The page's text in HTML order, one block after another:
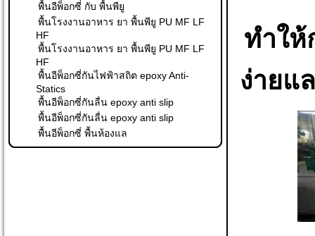
พื้นอีพ็อกซี่ กับ พื้นพียู
พื้นโรงงานอาหาร ยา พื้นพียู PU MF LF
HF
พื้นโรงงานอาหาร ยา พื้นพียู PU MF LF
HF
พื้นอีพ็อกซี่กันไฟฟ้าสถิต epoxy Anti-
Statics
พื้นอีพ็อกซี่กันลื่น epoxy anti slip
พื้นอีพ็อกซี่กันลื่น epoxy anti slip
พื้นอีพ็อกซี่ พื้นห้องแล
ทำใ
ง่ายแ